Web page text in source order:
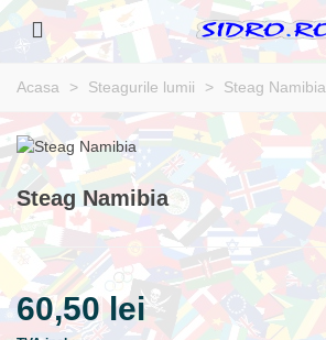
Acasa > Steagurile lumii > Steag Namibia
Steag Namibia
60,50 lei